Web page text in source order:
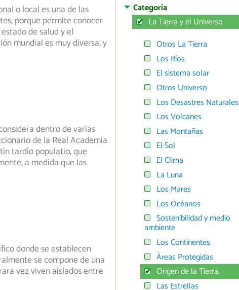
o local es una de las
porque permite conocer
de salud y el
mundial es muy diversa, y
dentro de varias
de la Real Academia
tardío populatio, que
a medida que las
donde se establecen
se compone de una
vez viven aislados entre
Categoría
La Tierra y el Universo
Otros La Tierra
Los Ríos
El sistema solar
Otros Universo
Los Desastres Naturales
Los Volcanes
Las Montañas
El Sol
El Clima
La Luna
Los Mares
Los Océanos
Sostenibilidad y medio
ambiente
Los Continentes
Áreas Protegidas
Origen de la Tierra
Las Estrellas